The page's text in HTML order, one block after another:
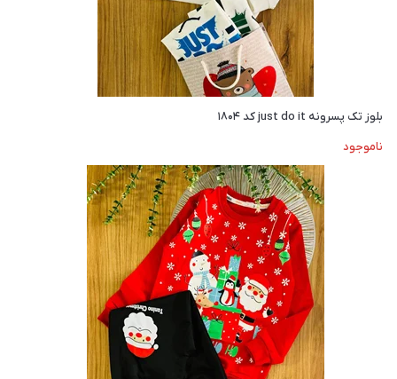
بلوز تک پسرونه just do it کد ۱۸۰۴
ناموجود